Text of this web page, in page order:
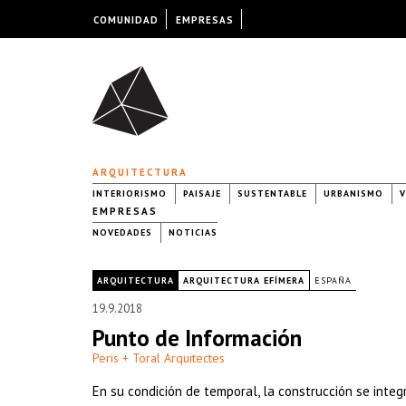
ARQUITECTURA
INTERIORISMO PAISAJE SUSTENTABLE URBANISMO
EMPRESAS
NOVEDADES NOTICIAS
ARQUITECTURA ARQUITECTURA EFÍMERA ESPAÑA
19.9.2018
Punto de Información
Peris + Toral Arquitectes
En su condición de temporal, la construcción se
COMUNIDAD EMPRESAS